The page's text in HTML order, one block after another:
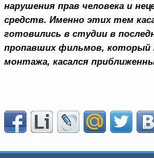
нарушения прав человека и
средств. Именно этих тем
готовились в студии в
пропавших фильмов, который
монтажа, касался